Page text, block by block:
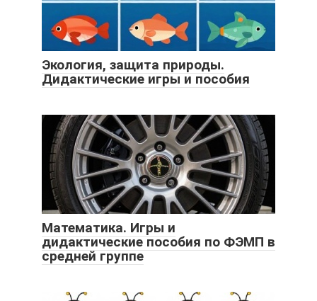
Экология, защита природы.
Дидактические игры и пособия
Математика. Игры и
дидактические пособия по ФЭМП в
средней группе